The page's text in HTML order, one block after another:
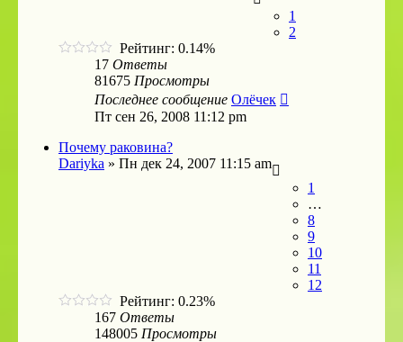
1
2
Рейтинг: 0.14%
17 Ответы
81675 Просмотры
Последнее сообщение Олёчек
Пт сен 26, 2008 11:12 pm
Почему раковина?
Dariyka » Пн дек 24, 2007 11:15 am
1
…
8
9
10
11
12
Рейтинг: 0.23%
167 Ответы
148005 Просмотры